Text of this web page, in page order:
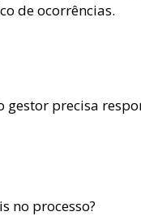
de ocorrências.
precisa
no processo?